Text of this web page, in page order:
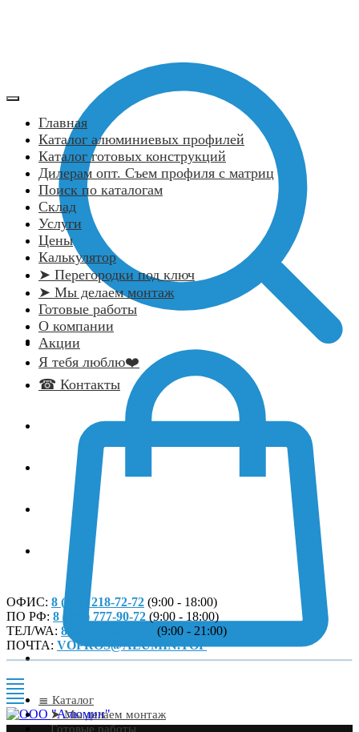
Главная
Каталог алюминиевых профилей
Каталог готовых конструкций
Дилерам опт. Съем профиля с матриц
Поиск по каталогам
Склад
Услуги
Цены
Калькулятор
➤ Перегородки под ключ
➤ Мы делаем монтаж
Готовые работы
О компании
Акции
Я тебя люблю❤️
☎ Контакты
ОФИС: 8 (812) 218-72-72 (9:00 - 18:00)
ПО РФ: 8 (800) 777-90-72 (9:00 - 18:00)
ТЕЛ/WA: 8 (929) 106-72-72
(9:00 - 21:00)
ПОЧТА: VOPROS@ALUMIN.TOP
≣ Каталог
➤ Мы делаем монтаж
Готовые работы